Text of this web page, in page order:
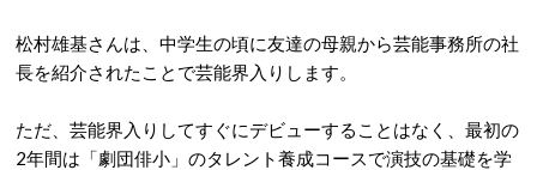
松村雄基さんは、中学生の頃に友達の母親から芸能事務所の社
長を紹介されたことで芸能界入りします。
ただ、芸能界入りしてすぐにデビューすることはなく、最初の
2年間は「劇団俳小」のタレント養成コースで演技の基礎を学